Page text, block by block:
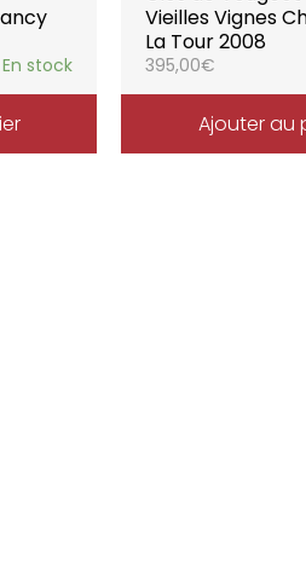
En stock
Vieilles Vignes
La Tour 2008
395,00€
Ajouter au